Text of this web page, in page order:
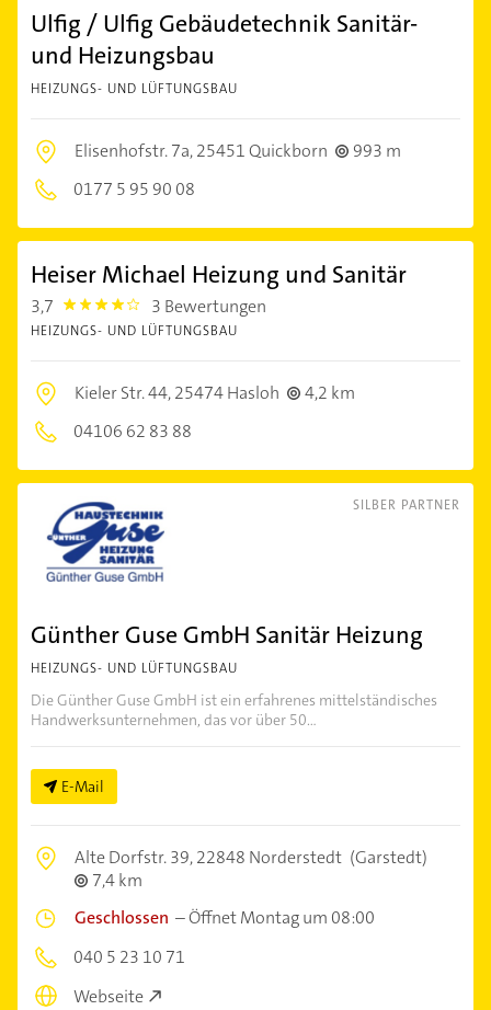
Ulfig / Ulfig Gebäudetechnik Sanitär-
und Heizungsbau
HEIZUNGS- UND LÜFTUNGSBAU
Elisenhofstr. 7a,25451 Quickborn
993 m
0177 5 95 90 08
Heiser Michael Heizung und Sanitär
3,7 3.7 3 Bewertungen
HEIZUNGS- UND LÜFTUNGSBAU
Kieler Str. 44,25474 Hasloh
4,2 km
04106 62 83 88
SILBER PARTNER
Günther Guse GmbH Sanitär Heizung
HEIZUNGS- UND LÜFTUNGSBAU
Die Günther Guse GmbH ist ein erfahrenes mittelständisches
Handwerksunternehmen, das vor über 50...
E-Mail
Alte Dorfstr. 39,22848 Norderstedt (Garstedt)
7,4 km
Geschlossen –Öffnet Montag um 08:00
040 5 23 10 71
Webseite